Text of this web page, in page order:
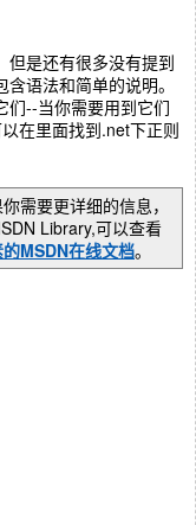
但是还有很多没有提到
语法和简单的说明。
们--当你需要用到它们
在里面找到.net下正则
需要更详细的信息，
Library,可以查看
MSDN在线文档。